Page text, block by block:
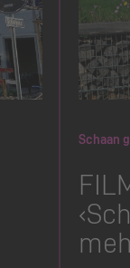
Schaan